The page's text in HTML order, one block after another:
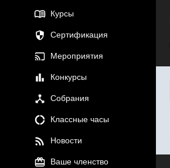
Курсы
Сертификация
Мероприятия
Конкурсы
Собрания
Классные часы
Новости
Ваше членство